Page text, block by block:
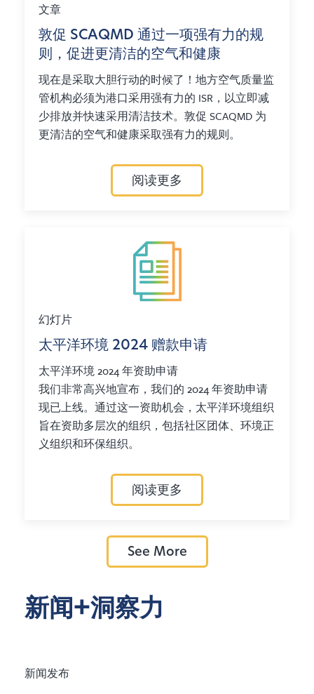
文章
敦促 SCAQMD 通过一项强有力的规
则，促进更清洁的空气和健康
现在是采取大胆行动的时候了！地方空气质量监
管机构必须为港口采用强有力的 ISR，以立即减
少排放并快速采用清洁技术。敦促 SCAQMD 为
更清洁的空气和健康采取强有力的规则。
阅读更多
幻灯片
太平洋环境 2024 赠款申请
太平洋环境 2024 年资助申请
我们非常高兴地宣布，我们的 2024 年资助申请
现已上线。通过这一资助机会，太平洋环境组织
旨在资助多层次的组织，包括社区团体、环境正
义组织和环保组织。
阅读更多
See More
新闻+洞察力
新闻发布